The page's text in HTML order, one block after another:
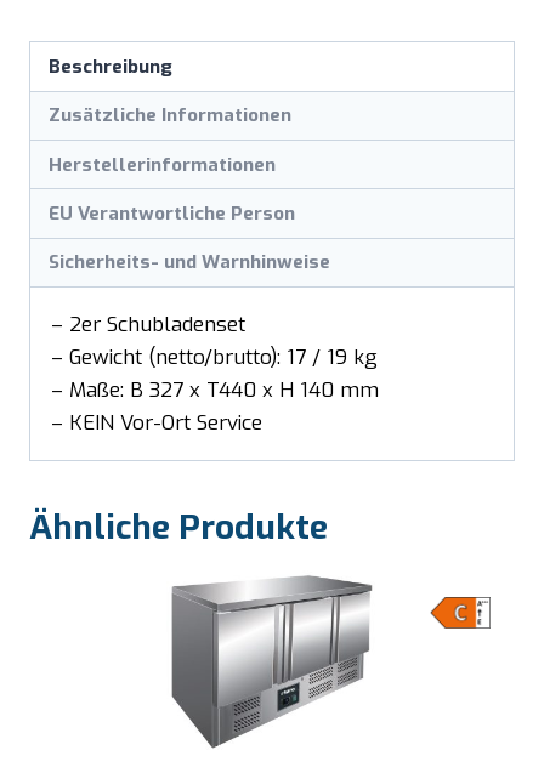
Beschreibung
Zusätzliche Informationen
Herstellerinformationen
EU Verantwortliche Person
Sicherheits- und Warnhinweise
– 2er Schubladenset
– Gewicht (netto/brutto): 17 / 19 kg
– Maße: B 327 x T440 x H 140 mm
– KEIN Vor-Ort Service
Ähnliche Produkte